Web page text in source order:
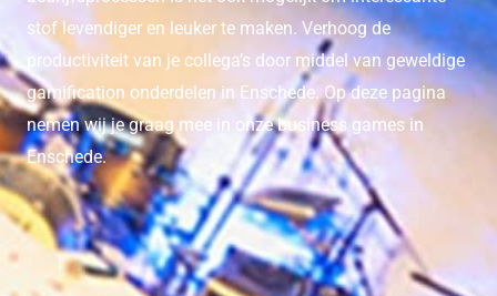
stof levendiger en leuker te maken. Verhoog de
productiviteit van je collega’s door middel van geweldige
gamification onderdelen in Enschede. Op deze pagina
nemen wij je graag mee in onze business games in
Enschede.